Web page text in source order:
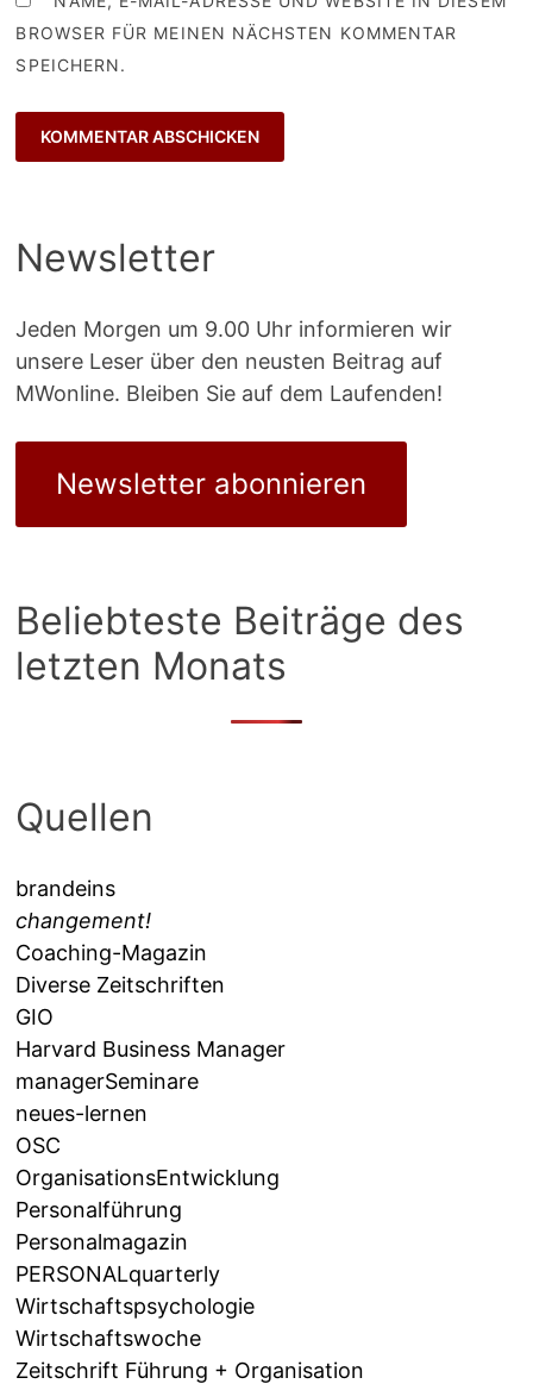
BROWSER FÜR MEINEN NÄCHSTEN KOMMENTAR
SPEICHERN.
Newsletter
Jeden Morgen um 9.00 Uhr informieren wir
unsere Leser über den neusten Beitrag auf
MWonline. Bleiben Sie auf dem Laufenden!
Newsletter abonnieren
Beliebteste Beiträge des
letzten Monats
Quellen
brandeins
changement!
Coaching-Magazin
Diverse Zeitschriften
GIO
Harvard Business Manager
managerSeminare
neues-lernen
OSC
OrganisationsEntwicklung
Personalführung
Personalmagazin
PERSONALquarterly
Wirtschaftspsychologie
Wirtschaftswoche
Zeitschrift Führung + Organisation